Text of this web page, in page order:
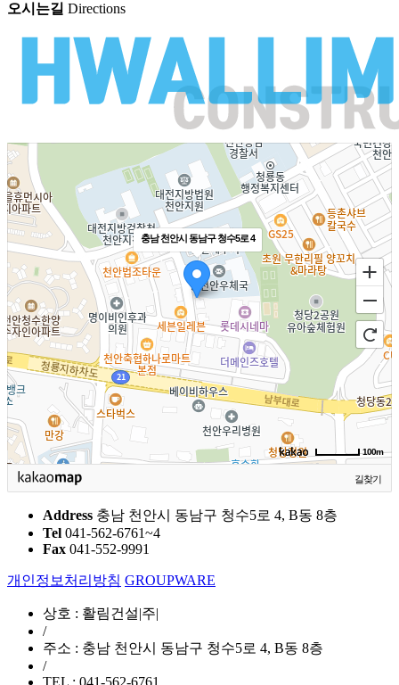
오시는길 Directions
충남 천안시 동남구 청수5로 4
100m
길찾기
Address 충남 천안시 동남구 청수5로 4, B동 8층
Tel 041-562-6761~4
Fax 041-552-9991
개인정보처리방침 GROUPWARE
상호 : 활림건설|주|
/
주소 : 충남 천안시 동남구 청수5로 4, B동 8층
/